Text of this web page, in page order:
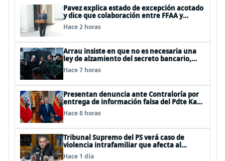
Pavez explica estado de excepción acotado
y dice que colaboración entre FFAA y
policías, “es algo del todo pertinente
analizar”
Hace 2 horas
Arrau insiste en que no es necesaria una
ley de alzamiento del secreto bancario,
porque ya existe
Hace 7 horas
Presentan denuncia ante Contraloría por
entrega de información falsa del Pdte Kast
en cadena nacional
Hace 8 horas
Tribunal Supremo del PS verá caso de
violencia intrafamiliar que afecta al
senador Fidel Espinoza
Hace 1 día